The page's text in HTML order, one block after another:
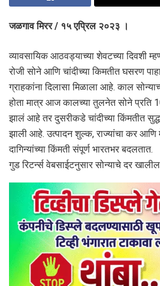
जळगाव मिरर / १५ एप्रिल २०२३ ।
व्यावसायिक आठवड्याच्या शेवटच्या दिवशी
रोजी सोने आणि चांदीच्या किमतीत घसरण
ग्राहकांना दिलासा मिळाला आहे. काल
होता मात्र आज कालच्या तुलनेत सोने प्रति
झालं आहे तर दुसरीकडे चांदीच्या किंमतीत
झाली आहे. उत्पादन शुल्क, राज्यांचा कर आणि
दागिन्यांच्या किंमती संपूर्ण भारतभर बदलतात.
गुड रिटर्न्स वेबसाईटनुसार सोन्याचे दर